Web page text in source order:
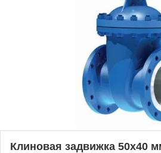
Клиновая задвижка 50x40